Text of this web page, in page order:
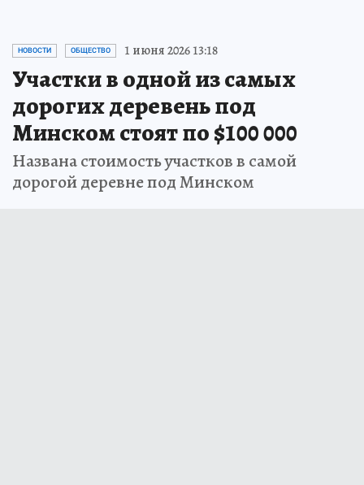
НОВОСТИ ОБЩЕСТВО 1 июня 2026 13:18
Участки в одной из самых
дорогих деревень под
Минском стоят по $100 000
Названа стоимость участков в самой
дорогой деревне под Минском